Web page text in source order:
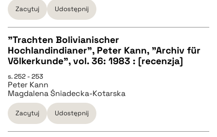
BIBTEX
pobierz cytat
Zacytuj Udostępnij
CZYSTY TEKST
pobierz cytat
BIBTEX
"Trachten Bolivianischer
Hochlandindianer", Peter Kann, "Archiv für
Völkerkunde", vol. 36: 1983 : [recenzja]
s. 252 - 253
Peter Kann
Magdalena Śniadecka-Kotarska
Zacytuj Udostępnij